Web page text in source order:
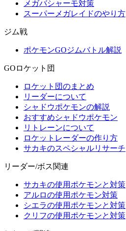
メガバシャーモ対策
スーパーメガレイドのやり方
ジム戦
ポケモンGOジムバトル解説
GOロケット団
ロケット団のまとめ
リーダーについて
シャドウポケモンの解説
おすすめシャドウポケモン
リトレーンについて
ロケットレーダーの作り方
サカキのスペシャルリサーチ
リーダー/ボス関連
サカキの使用ポケモンと対策
アルロの使用ポケモン対策
シエラの使用ポケモンと対策
クリフの使用ポケモンと対策